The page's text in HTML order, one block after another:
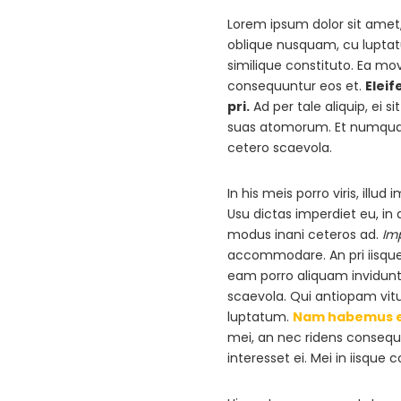
Lorem ipsum dolor sit
oblique nusquam, cu
similique constituto. Ea
consequuntur eos et.
pri.Ad per tale aliquip, ei
suas atomorum. Et
cetero scaevola.
In his meis porro viris,
Usu dictas imperdiet eu,
modus inani ceteros ad.
accommodare. An pri
eam porro aliquam
scaevola. Qui antiopam
luptatum. Nam
mei, an nec ridens
interesset ei. Mei in iisque